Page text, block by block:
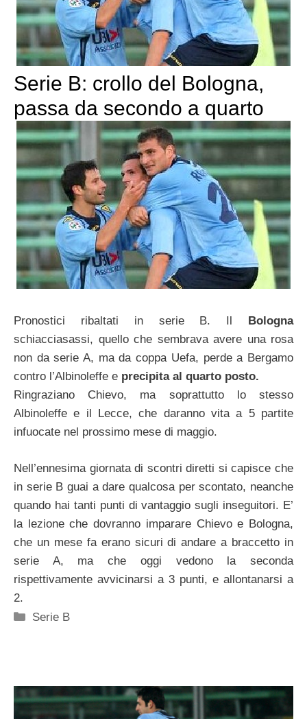
Serie B: crollo del Bologna,
passa da secondo a quarto
Pronostici ribaltati in serie B. Il
Bologna
schiacciasassi, quello che sembrava avere una rosa
non da serie A, ma da coppa Uefa, perde a Bergamo
contro l’Albinoleffe e precipita al quarto posto.
Ringraziano Chievo, ma soprattutto lo stesso
Albinoleffe e il Lecce, che daranno vita a 5 partite
infuocate nel prossimo mese di maggio.
Nell’ennesima giornata di scontri diretti si capisce che
in serie B guai a dare qualcosa per scontato, neanche
quando hai tanti punti di vantaggio sugli inseguitori. E’
la lezione che dovranno imparare Chievo e Bologna,
che un mese fa erano sicuri di andare a braccetto in
serie A, ma che oggi vedono la seconda
rispettivamente avvicinarsi a 3 punti, e allontanarsi a
2.
Categorie
Serie B